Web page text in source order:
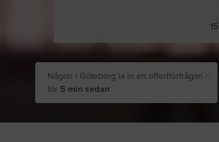
Någon i Göteborg la in en offertförfrågan
för 5 min sedan